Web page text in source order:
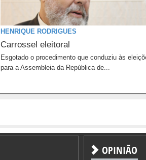
HENRIQUE RODRIGUES
Carrossel eleitoral
Esgotado o procedimento que conduziu às
para a Assembleia da República de...
OPINIÃO